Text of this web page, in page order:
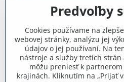
Pon - Pia 8:00 - 11:30 a
Facebook
Navigácia
Predvoľby
Cookies používame na
webovej stránky, analýzu jej
údajov o jej používaní. Na
nástroje a služby tretích strán
môžu preniesť k partnerom
krajinách. Kliknutím na „Prijať